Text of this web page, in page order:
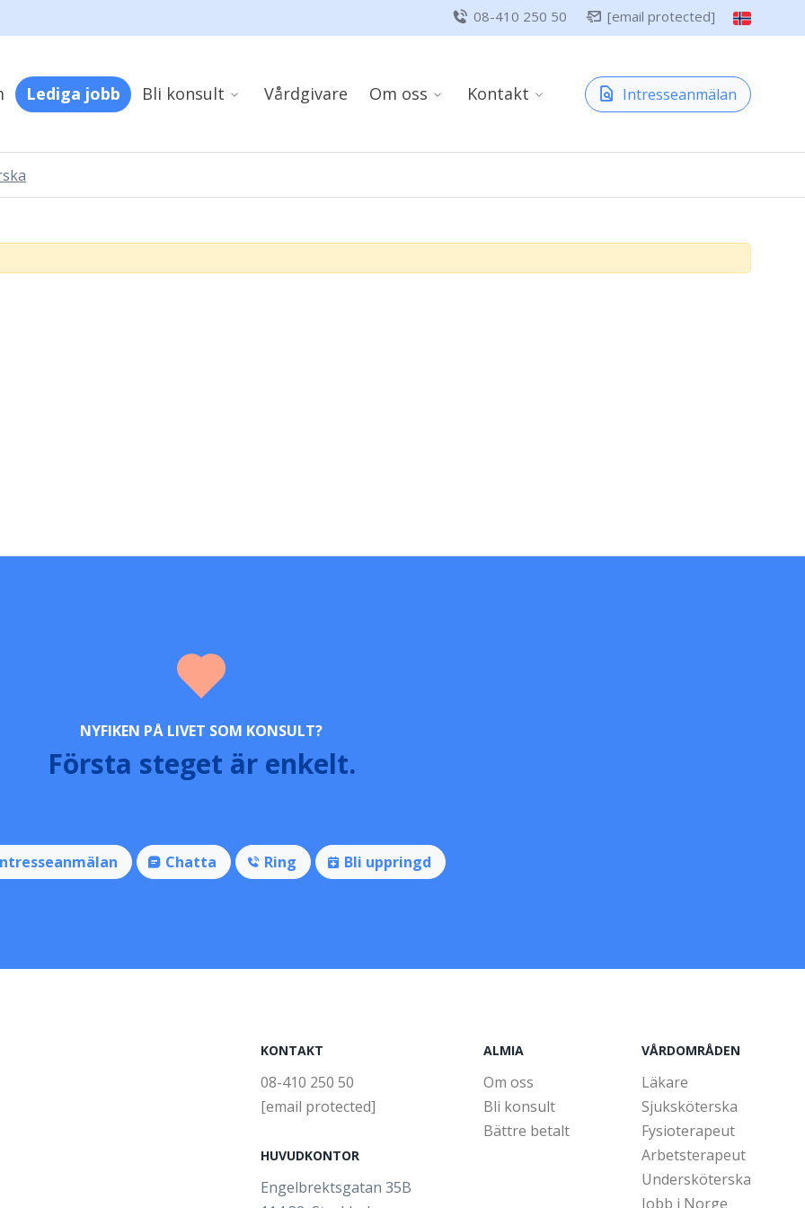
08-410 250 50 [email protected]
Lediga jobb Bli konsult Vårdgivare Om oss Kontakt Intresseanmälan
NYFIKEN PÅ LIVET SOM KONSULT?
Första steget är enkelt.
Chatta Ring Bli uppringd
KONTAKT
08-410 250 50
[email protected]
HUVUDKONTOR
Engelbrektsgatan 35B
ALMIA
Om oss
Bli konsult
Bättre betalt
VÅRDOMRÅDEN
Läkare
Sjuksköterska
Fysioterapeut
Arbetsterapeut
Undersköterska
Jobb i Norge